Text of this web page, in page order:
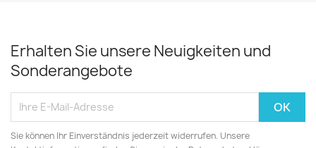
Erhalten Sie unsere Neuigkeiten und
Sonderangebote
Sie können Ihr Einverständnis jederzeit widerrufen. Unsere